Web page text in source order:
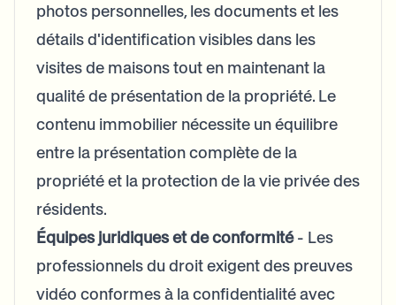
photos personnelles, les documents et les
détails d'identification visibles dans les
visites de maisons tout en maintenant la
qualité de présentation de la propriété. Le
contenu immobilier nécessite un équilibre
entre la présentation complète de la
propriété et la protection de la vie privée des
résidents.
Équipes juridiques et de conformité- Les
professionnels du droit exigent des preuves
vidéo conformes à la confidentialité avec